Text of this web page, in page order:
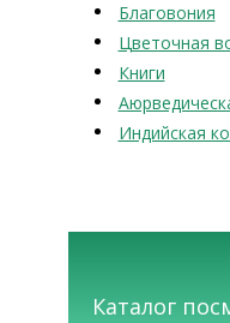
Благовония
Цветочная
Книги
Индийская
Каталог